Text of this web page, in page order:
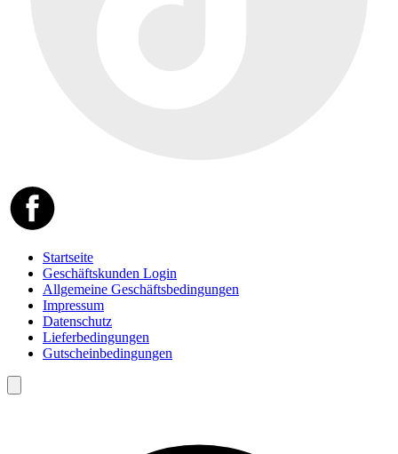
Startseite
Geschäftskunden Login
Allgemeine Geschäftsbedingungen
Impressum
Datenschutz
Lieferbedingungen
Gutscheinbedingungen